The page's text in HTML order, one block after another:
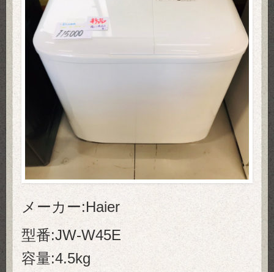
メーカー:Haier
型番:JW-W45E
容量:4.5kg